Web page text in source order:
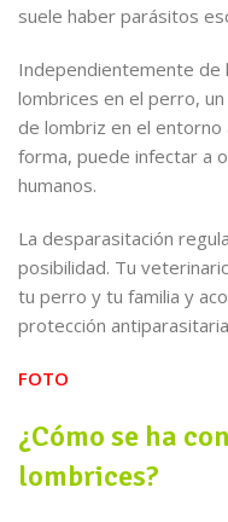
suele haber parásitos
Independientemente de
lombrices en el perro,
de lombriz en el
forma, puede infectar a
humanos.
La desparasitación
posibilidad. Tu
tu perro y tu familia y
protección
FOTO
¿Cómo se ha
lombrices?